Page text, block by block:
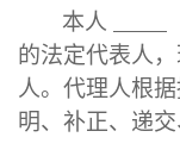
本人
的法定代表人
人。代理人根
明、补正、递